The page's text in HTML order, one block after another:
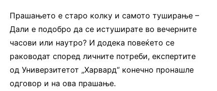
Прашањето е старо колку и самото туширање –
Дали е подобро да се истуширате во вечерните
часови или наутро? И додека повеќето се
раководат според личните потреби, експертите
од Универзитетот „Харвард“ конечно пронашле
одговор и на ова прашање.